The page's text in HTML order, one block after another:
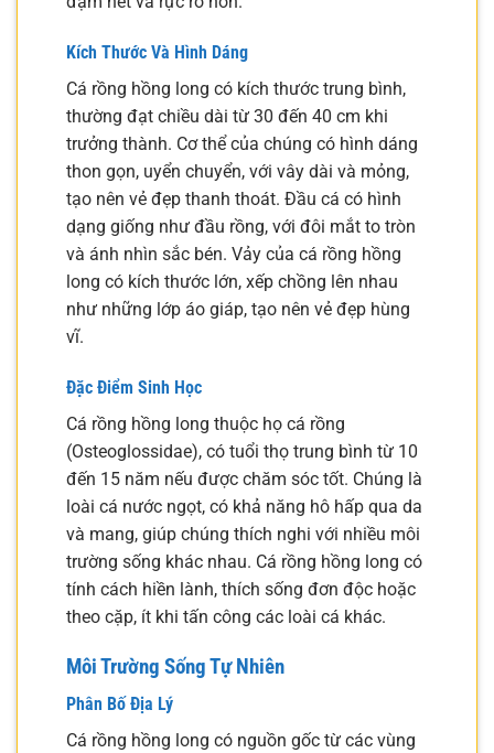
Kích Thước Và Hình Dáng
Cá rồng hồng long có kích thước trung bình,
thường đạt chiều dài từ 30 đến 40 cm khi
trưởng thành. Cơ thể của chúng có hình dáng
thon gọn, uyển chuyển, với vây dài và mỏng,
tạo nên vẻ đẹp thanh thoát. Đầu cá có hình
dạng giống như đầu rồng, với đôi mắt to tròn
và ánh nhìn sắc bén. Vảy của cá rồng hồng
long có kích thước lớn, xếp chồng lên nhau
như những lớp áo giáp, tạo nên vẻ đẹp hùng
vĩ.
Đặc Điểm Sinh Học
Cá rồng hồng long thuộc họ cá rồng
(Osteoglossidae), có tuổi thọ trung bình từ 10
đến 15 năm nếu được chăm sóc tốt. Chúng là
loài cá nước ngọt, có khả năng hô hấp qua da
và mang, giúp chúng thích nghi với nhiều môi
trường sống khác nhau. Cá rồng hồng long có
tính cách hiền lành, thích sống đơn độc hoặc
theo cặp, ít khi tấn công các loài cá khác.
Môi Trường Sống Tự Nhiên
Phân Bố Địa Lý
Cá rồng hồng long có nguồn gốc từ các vùng